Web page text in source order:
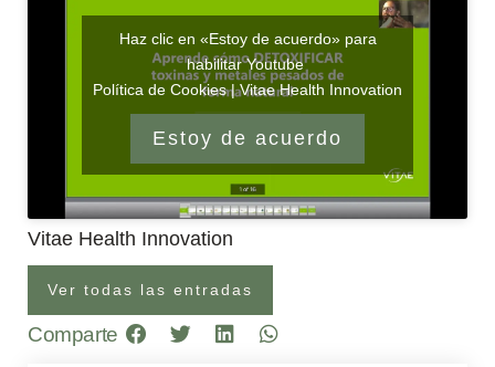
Haz clic en «Estoy de acuerdo» para
habilitar Youtube
Política de Cookies | Vitae Health Innovation
Estoy de acuerdo
Vitae Health Innovation
Ver todas las entradas
Comparte